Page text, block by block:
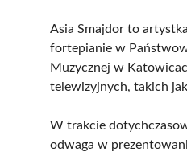
Asia Smajdor to
fortepianie w
Muzycznej w
telewizyjnych, takich jak
W trakcie
odwaga w